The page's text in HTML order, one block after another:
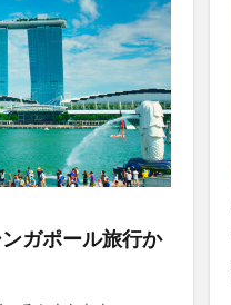
ガポール旅行か